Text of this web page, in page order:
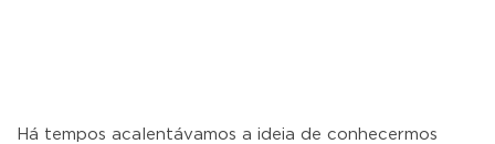
Há tempos acalentávamos a ideia de conhecermos